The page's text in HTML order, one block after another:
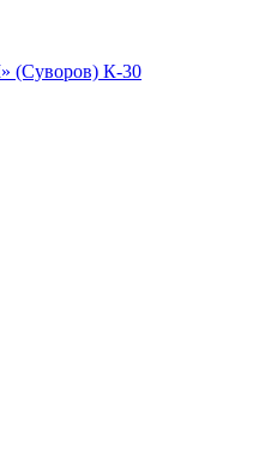
(Суворов) К-30